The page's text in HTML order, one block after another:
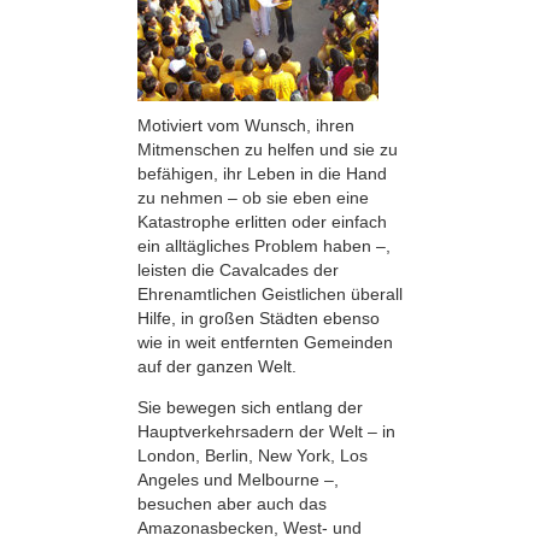
Motiviert vom Wunsch, ihren
Mitmenschen zu helfen und sie zu
befähigen, ihr Leben in die Hand
zu nehmen – ob sie eben eine
Katastrophe erlitten oder einfach
ein alltägliches Problem haben –,
leisten die Cavalcades der
Ehrenamtlichen Geistlichen überall
Hilfe, in großen Städten ebenso
wie in weit entfernten Gemeinden
auf der ganzen Welt.
Sie bewegen sich entlang der
Haupt­verkehrsadern der Welt – in
London, Berlin, New York, Los
Angeles und Melbourne –,
besuchen aber auch das
Amazonasbecken, West- und